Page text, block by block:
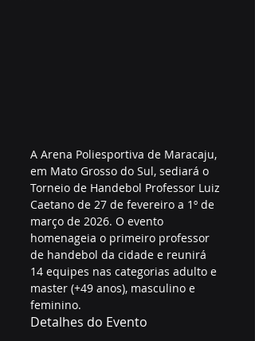
A Arena Poliesportiva de Maracaju,
em Mato Grosso do Sul, sediará o
Torneio de Handebol Professor Luiz
Caetano de 27 de fevereiro a 1º de
março de 2026. O evento
homenageia o primeiro professor
de handebol da cidade e reunirá
14 equipes nas categorias adulto e
master (+49 anos), masculino e
feminino.
Detalhes do Evento